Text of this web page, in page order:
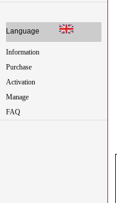
Language
Information
Purchase
Activation
Manage
FAQ